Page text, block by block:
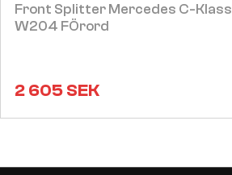
Front Splitter Mercedes C-Klass
W204 FÖrord
2 605SEK